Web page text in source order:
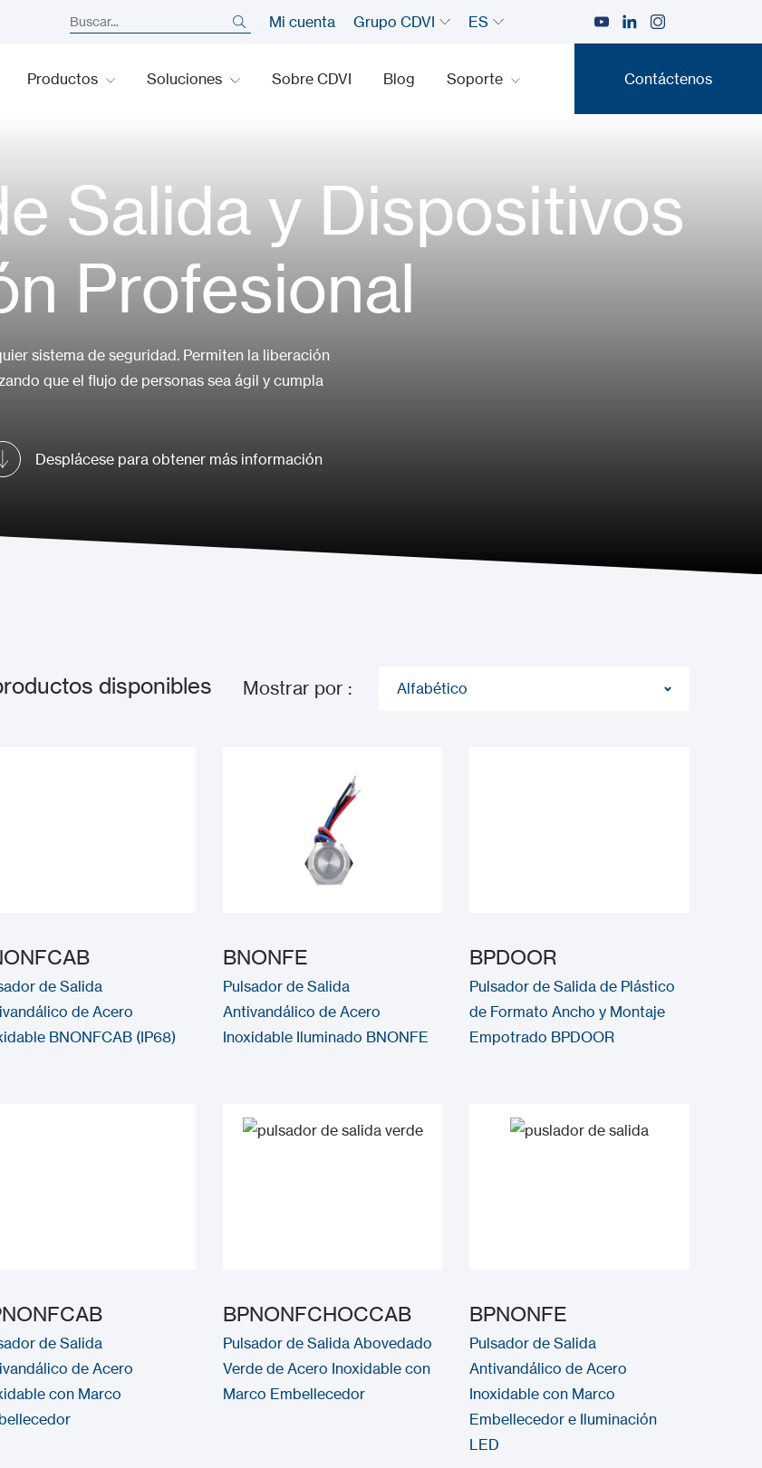
Mi cuenta Grupo CDVI ES
Productos Soluciones Sobre CDVI Blog Soporte Contáctenos
Salida y Dispositivos
Profesional
sistema de seguridad. Permiten la liberación
que el flujo de personas sea ágil y cumpla
Desplácese para obtener más información
disponibles Mostrar por : Alfabético
de Salida
de Acero
BNONFCAB (IP68)
BNONFE
Pulsador de Salida
Antivandálico de Acero
Inoxidable Iluminado BNONFE
BPDOOR
Pulsador de Salida de Plástico
de Formato Ancho y Montaje
Empotrado BPDOOR
de Salida
de Acero
con Marco
BPNONFCHOCCAB
Pulsador de Salida Abovedado
Verde de Acero Inoxidable con
Marco Embellecedor
BPNONFE
Pulsador de Salida
Antivandálico de Acero
Inoxidable con Marco
Embellecedor e Iluminación
LED